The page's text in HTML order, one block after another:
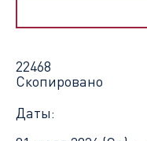
22468
Скопировано
Даты: